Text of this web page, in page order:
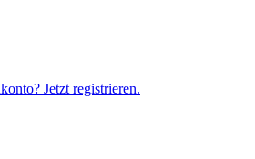
Jetzt registrieren.